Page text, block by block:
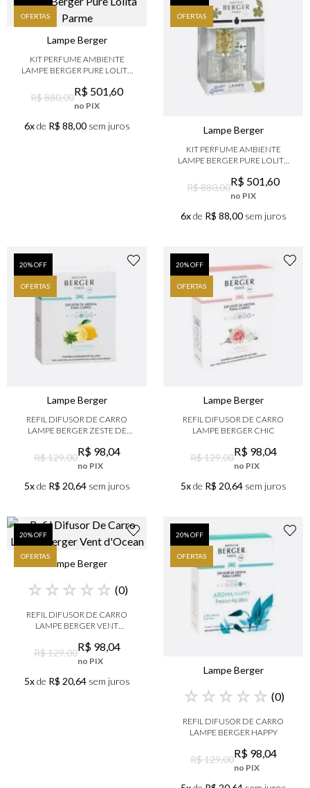
OFERTAS
Lampe Berger
KIT PERFUME AMBIENTE
LAMPE BERGER PURE LOLITA
R$ 880,00R$ 501 60
no PIX
6xde R$ 88,00sem juros
OFERTAS
Lampe Berger
KIT PERFUME AMBIENTE
LAMPE BERGER PURE LOLITA
R$ 880,00R$ 501 60
no PIX
6xde R$ 88,00sem juros
20% OFF
OFERTAS
Lampe Berger
REFIL DIFUSOR DE CARRO
LAMPE BERGER ZESTE DE
R$ 129,00R$ 98 04
no PIX
5xde R$ 20,64sem juros
20% OFF
OFERTAS
Lampe Berger
REFIL DIFUSOR DE CARRO
LAMPE BERGER CHIC
R$ 129,00R$ 98 04
no PIX
5xde R$ 20,64sem juros
20% OFF
OFERTAS
Lampe Berger
☆ ☆ ☆ ☆ ☆ (0)
REFIL DIFUSOR DE CARRO
LAMPE BERGER VENT
R$ 129,00R$ 98 04
no PIX
5xde R$ 20,64sem juros
20% OFF
OFERTAS
Lampe Berger
☆ ☆ ☆ ☆ ☆ (0)
REFIL DIFUSOR DE CARRO
LAMPE BERGER HAPPY
R$ 129,00R$ 98 04
no PIX
9º
boss